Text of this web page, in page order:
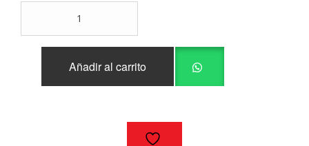
EMPAQUETADURAS
MOTOR
Añadir al carrito